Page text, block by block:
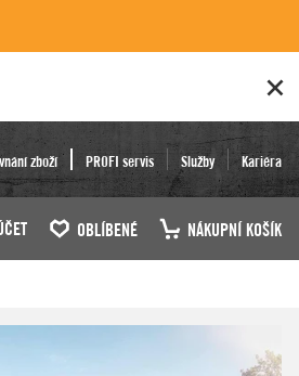
zboží PROFI servis Služby Kariéra
OBLÍBENÉ NÁKUPNÍ KOŠÍK